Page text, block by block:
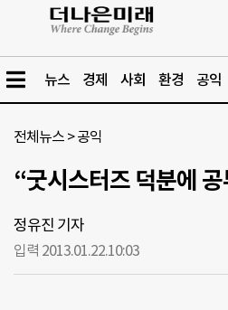
뉴스 경제 사회 환경 공익
전체뉴스 >공익
“굿시스터즈 덕분에
정유진 기자
입력 2013.01.22.10:03